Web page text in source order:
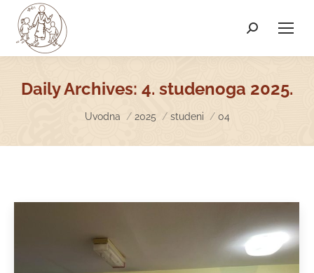
Search:
Daily Archives: 4. studenoga 2025.
Uvodna 2025 studeni 04